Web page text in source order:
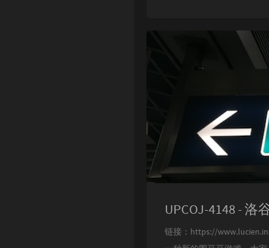
UPCOJ-4148 - 洛
链接：https://